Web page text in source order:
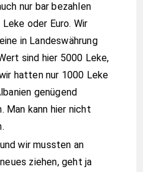
nur bar bezahlen
oder Euro. Wir
in Landeswährung
sind hier 5000 Leke,
hatten nur 1000 Leke
genügend
Man kann hier nicht
wir mussten an
ziehen, geht ja